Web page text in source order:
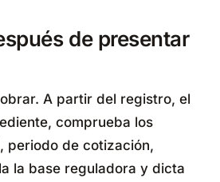
de presentar
A partir del registro, el
comprueba los
periodo de cotización,
la base reguladora y dicta